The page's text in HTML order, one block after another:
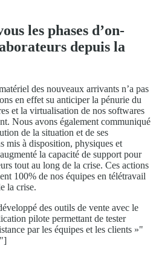
les phases d’on-
depuis la
des nouveaux arrivants n’a pas
en effet su anticiper la pénurie du
et la virtualisation de nos softwares
Nous avons également communiqué
de la situation et de ses
mis à disposition, physiques et
la capacité de support pour
tout au long de la crise. Ces actions
100% de nos équipes en télétravail
la crise.
des outils de vente avec le
pilote permettant de tester
par les équipes et les clients »"